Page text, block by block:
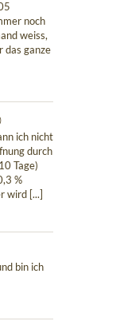
noch
weiss,
das ganze
ich nicht
durch
Tage)
%
wird [...]
bin ich